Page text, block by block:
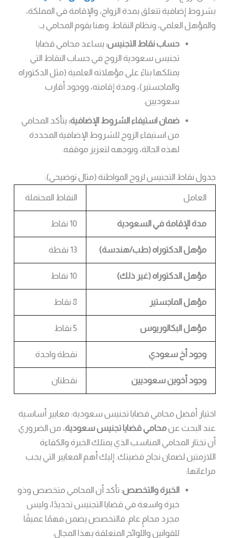
بشروط إضافية تتعلق بمدة الزواج، والإقامة في المملكة،
والمؤهل العلمي، ونظام النقاط. وهنا يقوم المحامي بـ:
حساب نقاط التجنيس: يساعد محامي قضايا
تجنيس سعودية الزوج في حساب النقاط التي
يمتلكها بناءً على مؤهلاته العلمية (مثل الدكتوراه
والماجستير)، ومدة إقامته، ووجود أقارب
سعوديين.
ضمان استيفاء الشروط الإضافية: يتأكد المحامي
من استيفاء الزوج للشروط الإضافية المحددة
لهذه الحالة، ويوجهه لتعزيز موقفه.
جدول نقاط التجنيس لزوج المواطنة (مثال توضيحي):
العامل النقاط المحتملة
مدة الإقامة في السعودية 10 نقاط
مؤهل الدكتوراه (طب/هندسة) 13 نقطة
مؤهل الدكتوراه (غير ذلك) 10 نقاط
مؤهل الماجستير 8 نقاط
مؤهل البكالوريوس 5 نقاط
وجود أخ سعودي نقطة واحدة
وجود أخوين سعوديين نقطتان
اختيار أفضل محامي قضايا تجنيس سعودية: معايير أساسية
عند البحث عنمحامي قضايا تجنيس سعودية، من الضروري
أن تختار المحامي المناسب الذي يمتلك الخبرة والكفاءة
اللازمتين لضمان نجاح قضيتك. إليك أهم المعايير التي يجب
مراعاتها:
الخبرة والتخصص: تأكد أن المحامي متخصص وذو
خبرة واسعة في قضايا التجنيس تحديدًا، وليس
مجرد محامٍ عام. فالتخصص يضمن فهمًا عميقًا
للقوانين واللوائح المتعلقة بهذا المجال.